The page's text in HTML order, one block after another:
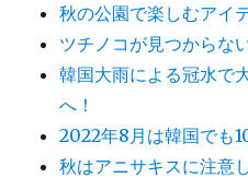
秋の公園で楽しむアイ
ツチノコが見つからな
韓国大雨による冠水で
へ！
2022年8月は韓国でも
秋はアニサキスに注意